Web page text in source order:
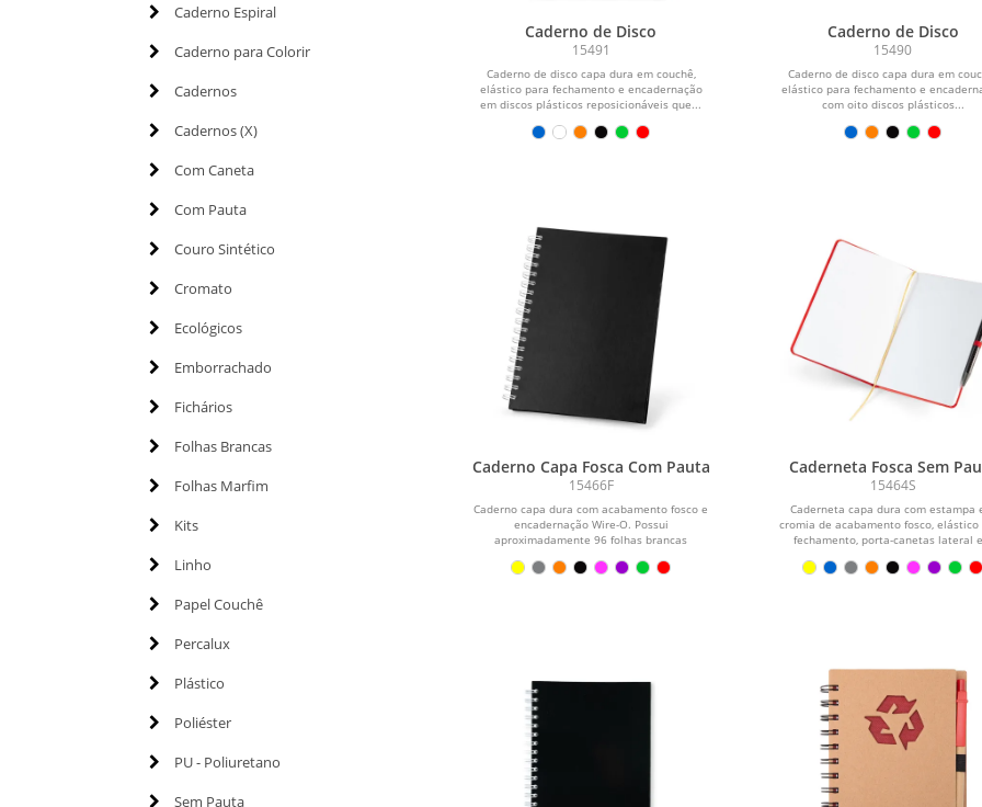
Caderno Espiral
Caderno para Colorir
Cadernos
Cadernos (X)
Com Caneta
Com Pauta
Couro Sintético
Cromato
Ecológicos
Emborrachado
Fichários
Folhas Brancas
Folhas Marfim
Kits
Linho
Papel Couchê
Percalux
Plástico
Poliéster
PU - Poliuretano
Sem Pauta
Caderno de Disco
15491
Caderno de disco capa dura em couchê,
elástico para fechamento e encadernação
em discos plásticos reposicionáveis que...
Caderno de Disco
15490
Caderno de disco capa dura em
elástico para fechamento e
com oito discos plásticos...
Caderno Capa Fosca Com Pauta
15466F
Caderno capa dura com acabamento fosco e
encadernação Wire-O. Possui
aproximadamente 96 folhas brancas
Caderneta Fosca Sem
15464S
Caderneta capa dura com estampa
cromia de acabamento fosco, elástico
fechamento, porta-canetas lateral